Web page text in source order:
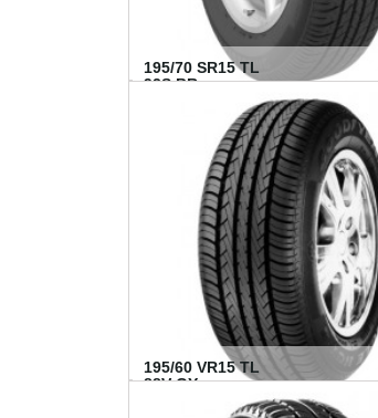
195/70 SR15 TL
92S BR...
195/60 VR15 TL
88V GY...